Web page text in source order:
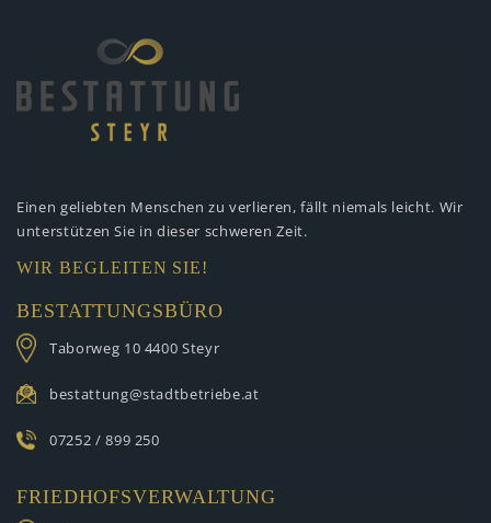
Einen geliebten Menschen zu verlieren, fällt niemals leicht. Wir
unterstützen Sie in dieser schweren Zeit.
WIR BEGLEITEN SIE!
BESTATTUNGSBÜRO
Taborweg 10 4400 Steyr
bestattung@stadtbetriebe.at
07252 / 899 250
FRIEDHOFSVERWALTUNG